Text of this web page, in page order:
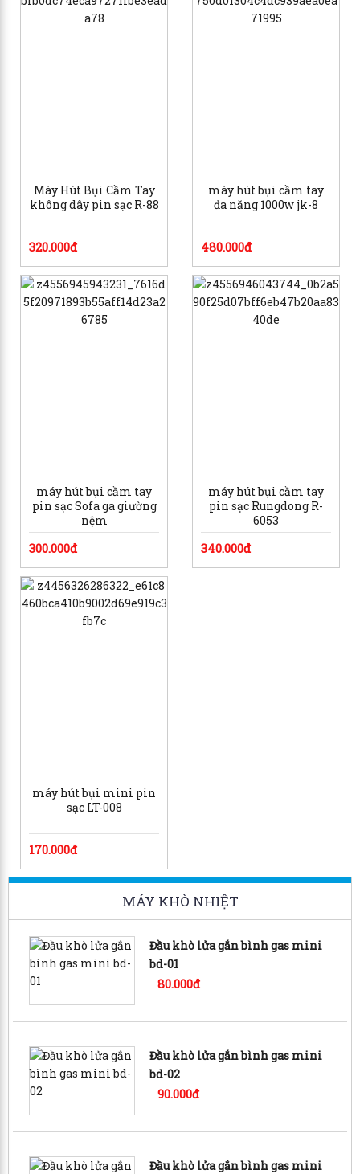
Máy Hút Bụi Cầm Tay
không dây pin sạc R-88
320.000đ
máy hút bụi cầm tay
đa năng 1000w jk-8
480.000đ
máy hút bụi cầm tay
pin sạc Sofa ga giường
nệm
300.000đ
máy hút bụi cầm tay
pin sạc Rungdong R-
6053
340.000đ
máy hút bụi mini pin
sạc LT-008
170.000đ
MÁY KHÒ NHIỆT
Đầu khò lửa gắn bình gas mini
bd-01
80.000đ
Đầu khò lửa gắn bình gas mini
bd-02
90.000đ
Đầu khò lửa gắn bình gas mini